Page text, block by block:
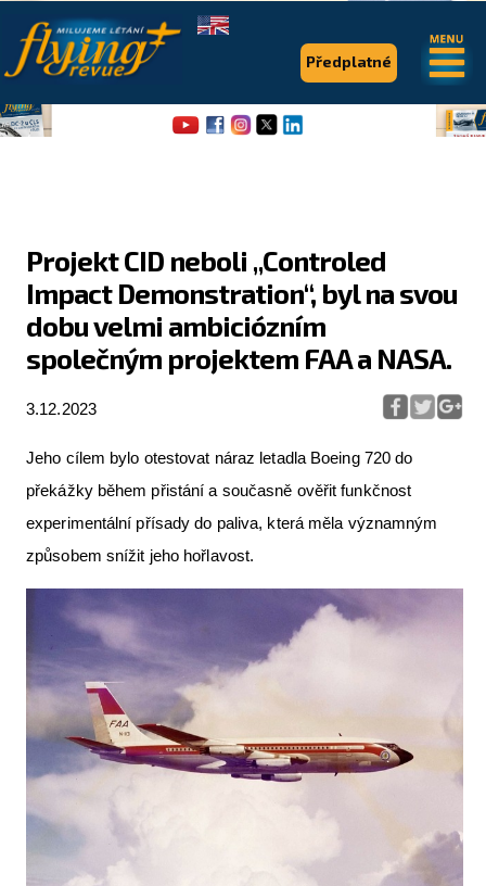
Projekt CID neboli „Controled
Impact Demonstration“, byl na svou
dobu velmi ambiciózním
společným projektem FAA a NASA.
3.12.2023
Jeho cílem bylo otestovat náraz letadla Boeing 720 do
překážky během přistání a současně ověřit funkčnost
experimentální přísady do paliva, která měla významným
způsobem snížit jeho hořlavost.
Předplatné
.
Flying Revue
Články
Expedice
Série & speciály
Aktuální FR + archiv
VFR Communication app
The SAFE Guide app
Nabídky práce v letectví
Inzerujte s námi